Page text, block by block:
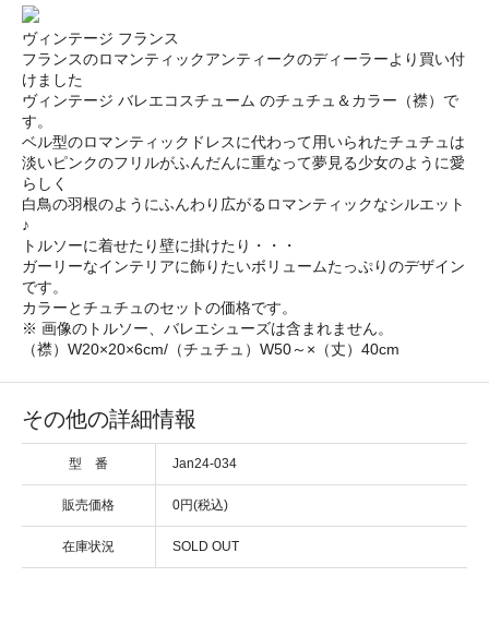
ヴィンテージ フランス
フランスのロマンティックアンティークのディーラーより買い付
けました
ヴィンテージ バレエコスチューム のチュチュ＆カラー（襟）で
す。
ベル型のロマンティックドレスに代わって用いられたチュチュは
淡いピンクのフリルがふんだんに重なって夢見る少女のように愛
らしく
白鳥の羽根のようにふんわり広がるロマンティックなシルエット
♪
トルソーに着せたり壁に掛けたり・・・
ガーリーなインテリアに飾りたいボリュームたっぷりのデザイン
です。
カラーとチュチュのセットの価格です。
※ 画像のトルソー、バレエシューズは含まれません。
（襟）W20×20×6cm/（チュチュ）W50～×（丈）40cm
その他の詳細情報
型 番 Jan24-034
販売価格 0円(税込)
在庫状況 SOLD OUT